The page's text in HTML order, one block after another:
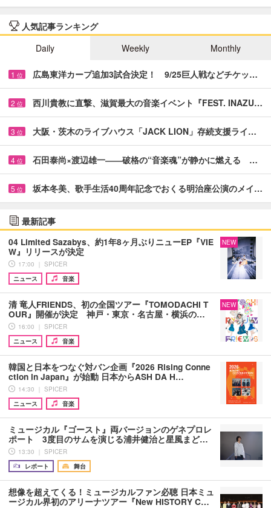
人気記事ランキング
Daily
Weekly Monthly
1 位 広島東洋カープ追加3試合決定！ 9/25巨人戦などチケッ…
2 位 西川貴教に直撃、滋賀最大の音楽イベント『FEST. INAZU…
3 位 大阪・茨木のライブハウス「JACK LION」存続支援ライ…
4 位 石田泰尚×渡辺雄一――破格の“音楽魂”が静かに燃える …
5 位 坂本冬美、歌手生活40周年記念でおくる明治座公演のメイ…
最新記事
04 Limited Sazabys、約1年8ヶ月ぶりニューEP『VIE
W』リリースが決定
17:00 ｜ SPICER
ニュース
音楽
NEW
清 竜人FRIENDS、初の全国ツアー『TOMODACHI T
OUR』開催が決定 神戸・東京・名古屋・横浜の…
16:00 ｜ SPICER
ニュース
音楽
NEW
韓国と日本をつなぐ対バン企画『2026 Rising Conne
ction in Japan』が始動 日本からASH DA H…
14:30 ｜ SPICER
ニュース
音楽
ミュージカル『ゴースト』両バージョンのゲネプロレ
ポート 3度目のサムを演じる浦井健治と星風まど…
13:30 ｜ SPICER
レポート
舞台
想像を超えてくる！ミュージカルファン必聴 日本ミュ
ージカル界初のアリーナツアー『New HISTORY C…